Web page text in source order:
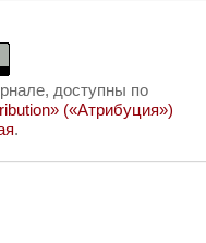
доступны по
(«Атрибуция»)
.